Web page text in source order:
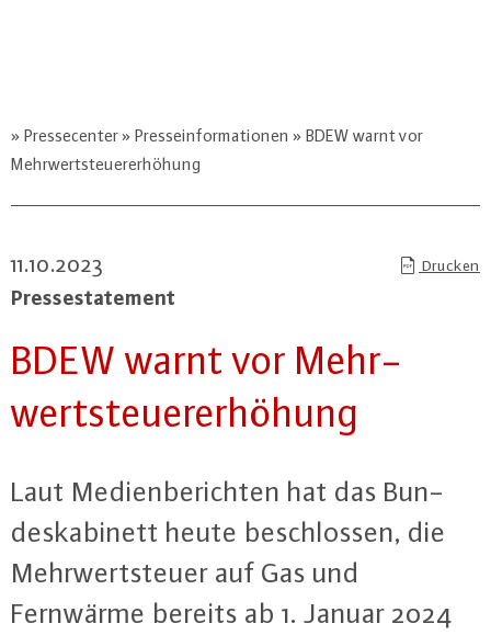
Pressecenter Presseinformationen
BDEW warnt vor
Mehrwertsteuererhöhung
11.10.2023 Drucken
Pres­se­state­ment
BDEW warnt vor Mehr­
wert­steu­er­er­hö­hung
Laut Me­di­en­be­rich­ten hat das Bun­
des­ka­bi­nett heute be­schlos­sen, die
Mehr­wert­steu­er auf Gas und
Fernwärme bereits ab 1. Januar 2024